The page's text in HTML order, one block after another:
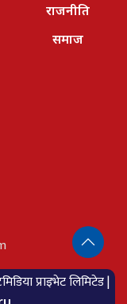
राजनीति
समाज
प्राइभेट लिमिटेड |